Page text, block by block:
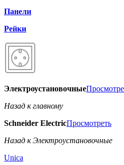
Панели
Рейки
Электроустановочные
Назад к главному
Schneider ElectricПросмотреть
Назад к Электроустановочные
Unica